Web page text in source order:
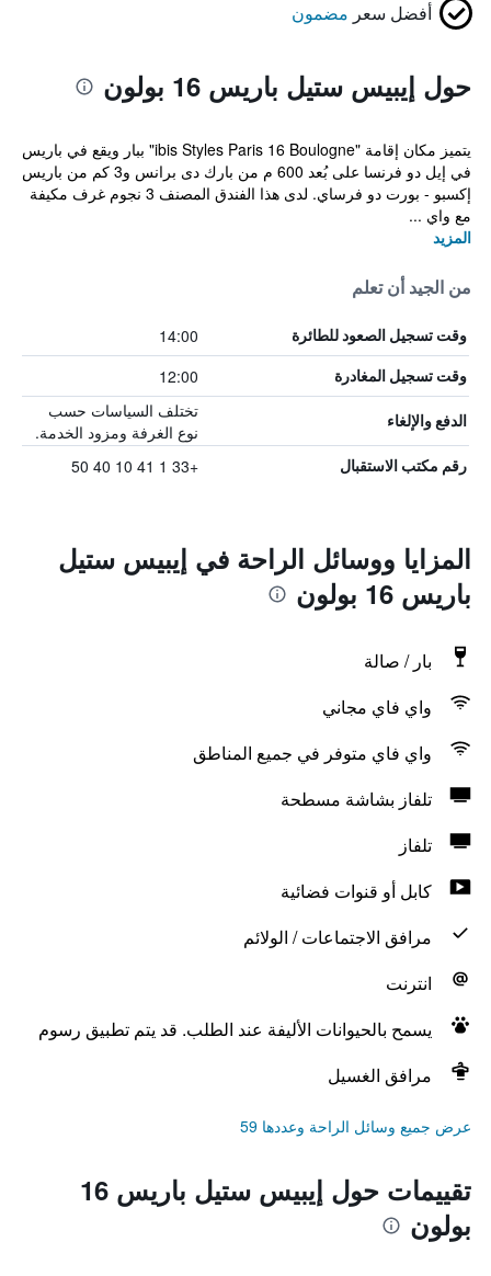
أفضل سعر مضمون
حول إيبيس ستيل باريس 16 بولون
يتميز مكان إقامة "ibis Styles Paris 16 Boulogne" ببار ويقع في باريس
في إيل دو فرنسا على بُعد 600 م من بارك دى برانس و3 كم من باريس
إكسبو - بورت دو فرساي. لدى هذا الفندق المصنف 3 نجوم غرف مكيفة
مع واي ...
المزيد
من الجيد أن تعلم
وقت تسجيل الصعود للطائرة 14:00
وقت تسجيل المغادرة 12:00
الدفع والإلغاء
تختلف السياسات حسب
نوع الغرفة ومزود الخدمة.
رقم مكتب الاستقبال +33 1 41 10 40 50
المزايا ووسائل الراحة في إيبيس ستيل
باريس 16 بولون
بار / صالة
واي فاي مجاني
واي فاي متوفر في جميع المناطق
تلفاز بشاشة مسطحة
تلفاز
كابل أو قنوات فضائية
مرافق الاجتماعات / الولائم
انترنت
يسمح بالحيوانات الأليفة عند الطلب. قد يتم تطبيق رسوم
مرافق الغسيل
عرض جميع وسائل الراحة وعددها 59
تقييمات حول إيبيس ستيل باريس 16
بولون